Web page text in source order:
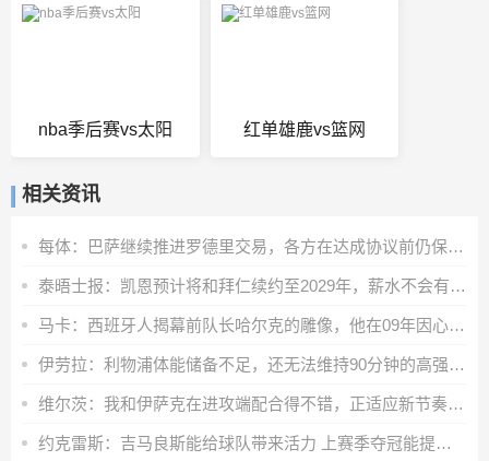
nba季后赛vs太阳 红单雄鹿vs篮网
相关资讯
每体：巴萨继续推进罗德里交易，各方在达成协议前仍保持谨慎态度
泰晤士报：凯恩预计将和拜仁续约至2029年，薪水不会有重大调整
马卡：西班牙人揭幕前队长哈尔克的雕像，他在09年因心脏病离世
伊劳拉：利物浦体能储备不足，还无法维持90分钟的高强度比赛
维尔茨：我和伊萨克在进攻端配合得不错，正适应新节奏和训练要求
约克雷斯：吉马良斯能给球队带来活力 上赛季夺冠能提振球队信心